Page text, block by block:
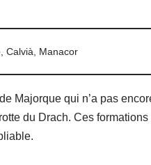
Calvià, Manacor
Majorque qui n’a pas
du Drach. Ces